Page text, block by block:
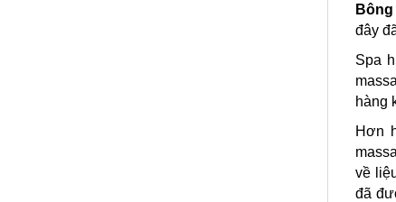
đây
Spa
hàng
Hơn
về
đã